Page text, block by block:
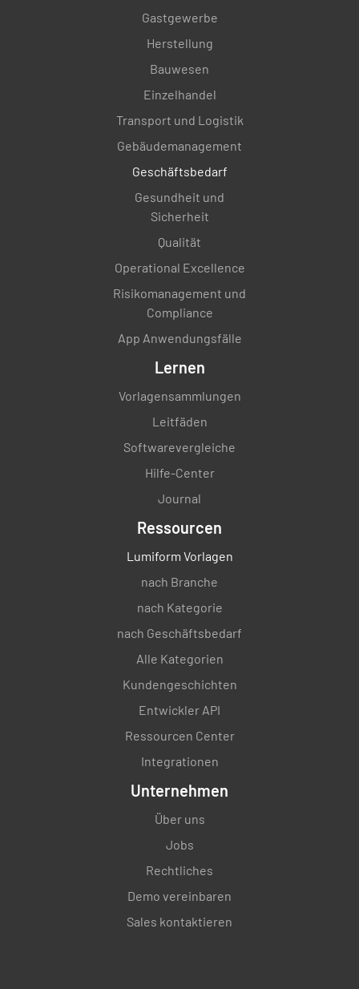
Gastgewerbe
Herstellung
Bauwesen
Einzelhandel
Transport und Logistik
Gebäudemanagement
Geschäftsbedarf
Gesundheit und
Sicherheit
Qualität
Operational Excellence
Risikomanagement und
Compliance
App Anwendungsfälle
Lernen
Vorlagensammlungen
Leitfäden
Softwarevergleiche
Hilfe-Center
Journal
Ressourcen
Lumiform Vorlagen
nach Branche
nach Kategorie
nach Geschäftsbedarf
Alle Kategorien
Kundengeschichten
Entwickler API
Ressourcen Center
Integrationen
Unternehmen
Über uns
Jobs
Rechtliches
Demo vereinbaren
Sales kontaktieren